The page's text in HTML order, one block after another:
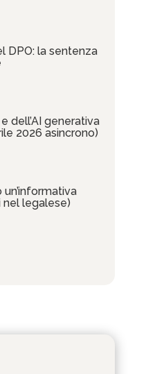
DPO: la sentenza
dell’AI generativa
2026 asincrono)
nel legalese)